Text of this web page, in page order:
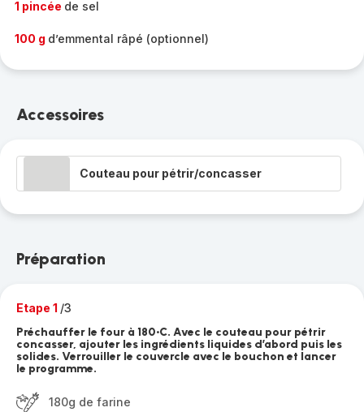
1 pincée de sel
100 g d’emmental râpé (optionnel)
Accessoires
Couteau pour pétrir/concasser
Préparation
Etape 1 /3
Préchauffer le four à 180•C. Avec le couteau pour pétrir
concasser, ajouter les ingrédients liquides d’abord puis les
solides. Verrouiller le couvercle avec le bouchon et lancer
le programme.
180g de farine